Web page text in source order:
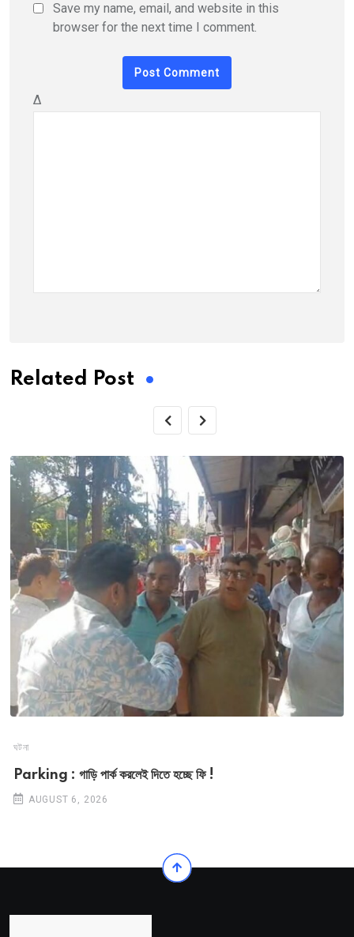
Save my name, email, and website in this
browser for the next time I comment.
Δ
Related Post
ঘটনা
Parking : গাড়ি পার্ক করলেই দিতে হচ্ছে ফি !
AUGUST 6, 2026